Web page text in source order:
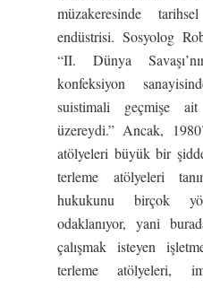
müzakeresinde
endüstrisi. Sosyolog
“II. Dünya
konfeksiyon
suistimali geçmişe
üzereydi.” Ancak,
atölyeleri büyük bir
terleme atölyeleri
hukukunu birçok
odaklanıyor, yani
çalışmak isteyen
terleme atölyeleri,